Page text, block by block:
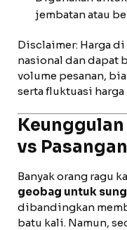
jembatan atau
Disclaimer: Harga
nasional dan dapat
volume pesanan,
serta fluktuasi
vs
Banyak orang ragu
geobag untuk
dibandingkan
batu kali. Namun,